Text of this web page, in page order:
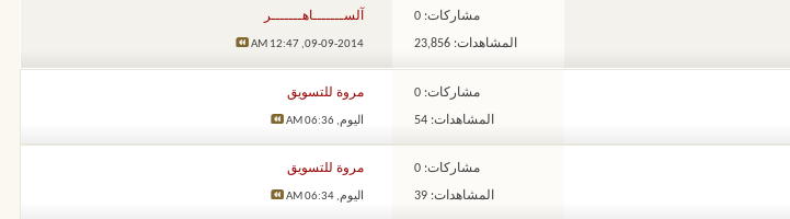
مشاركات: 0
المشاهدات: 23,856
آلســـــــاهـــــــر
09-09-2014,
12:47 AM
مشاركات: 0
المشاهدات: 54
مروة للتسويق
اليوم,06:36 AM
مشاركات: 0
المشاهدات: 39
مروة للتسويق
اليوم,06:34 AM